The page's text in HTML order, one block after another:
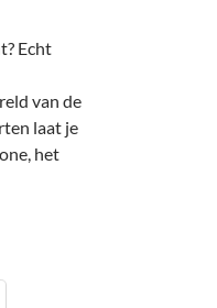
Echt
van de
laat je
het